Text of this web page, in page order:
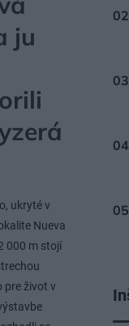
ju
ukryté v
Nueva
000 m stojí
pre život v